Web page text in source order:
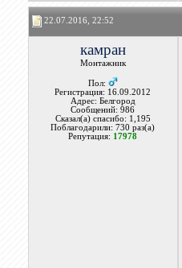
22.07.2016, 22:52
камран
Монтажник
Пол:
Регистрация: 16.09.2012
Адрес: Белгород
Сообщений: 986
Сказал(а) спасибо: 1,195
Поблагодарили: 730 раз(а)
Репутация: 17978